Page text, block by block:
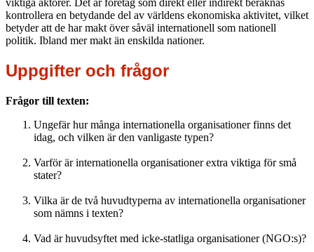
viktiga aktörer. Det är företag som direkt eller indirekt beräknas
kontrollera en betydande del av världens ekonomiska aktivitet, vilket
betyder att de har makt över såväl internationell som nationell
politik. Ibland mer makt än enskilda nationer.
Uppgifter och frågor
Frågor till texten:
Ungefär hur många internationella organisationer finns det
idag, och vilken är den vanligaste typen?
Varför är internationella organisationer extra viktiga för små
stater?
Vilka är de två huvudtyperna av internationella organisationer
som nämns i texten?
Vad är huvudsyftet med icke-statliga organisationer (NGO:s)?